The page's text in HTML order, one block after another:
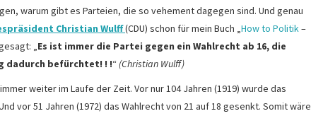
warum gibt es Parteien, die so vehement dagegen sind. Und genau
Christian Wulff(CDU) schon für mein Buch „How to Politik–
„Es ist immer die Partei gegen ein Wahlrecht ab 16, die
dadurch befürchtet! ! !“ (Christian Wulff)
weiter im Laufe der Zeit. Vor nur 104 Jahren (1919) wurde das
vor 51 Jahren (1972) das Wahlrecht von 21 auf 18 gesenkt. Somit wäre